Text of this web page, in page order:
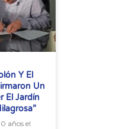
Y El
Un
El Jardín
años el